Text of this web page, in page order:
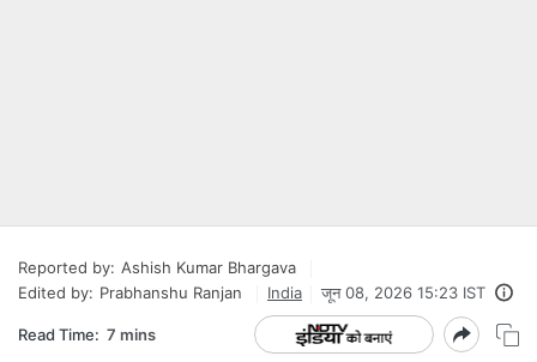
Reported by: Ashish Kumar Bhargava
Edited by: Prabhanshu Ranjan India जून 08, 2026 15:23 IST
Read Time: 7 mins